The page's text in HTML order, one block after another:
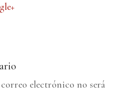
electrónico no será